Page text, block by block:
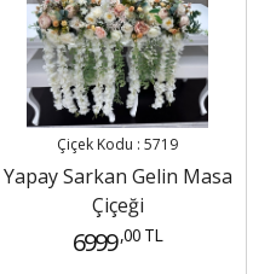
Çiçek Kodu : 5719
Yapay Sarkan Gelin Masa
Çiçeği
6999 ,00 TL